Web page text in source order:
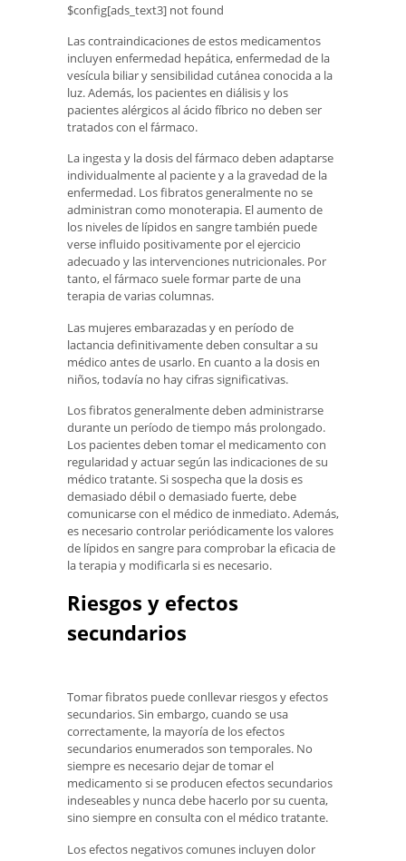
$config[ads_text3] not found
Las contraindicaciones de estos medicamentos
incluyen enfermedad hepática, enfermedad de la
vesícula biliar y sensibilidad cutánea conocida a la
luz. Además, los pacientes en diálisis y los
pacientes alérgicos al ácido fíbrico no deben ser
tratados con el fármaco.
La ingesta y la dosis del fármaco deben adaptarse
individualmente al paciente y a la gravedad de la
enfermedad. Los fibratos generalmente no se
administran como monoterapia. El aumento de
los niveles de lípidos en sangre también puede
verse influido positivamente por el ejercicio
adecuado y las intervenciones nutricionales. Por
tanto, el fármaco suele formar parte de una
terapia de varias columnas.
Las mujeres embarazadas y en período de
lactancia definitivamente deben consultar a su
médico antes de usarlo. En cuanto a la dosis en
niños, todavía no hay cifras significativas.
Los fibratos generalmente deben administrarse
durante un período de tiempo más prolongado.
Los pacientes deben tomar el medicamento con
regularidad y actuar según las indicaciones de su
médico tratante. Si sospecha que la dosis es
demasiado débil o demasiado fuerte, debe
comunicarse con el médico de inmediato. Además,
es necesario controlar periódicamente los valores
de lípidos en sangre para comprobar la eficacia de
la terapia y modificarla si es necesario.
Riesgos y efectos
secundarios
Tomar fibratos puede conllevar riesgos y efectos
secundarios. Sin embargo, cuando se usa
correctamente, la mayoría de los efectos
secundarios enumerados son temporales. No
siempre es necesario dejar de tomar el
medicamento si se producen efectos secundarios
indeseables y nunca debe hacerlo por su cuenta,
sino siempre en consulta con el médico tratante.
Los efectos negativos comunes incluyen dolor